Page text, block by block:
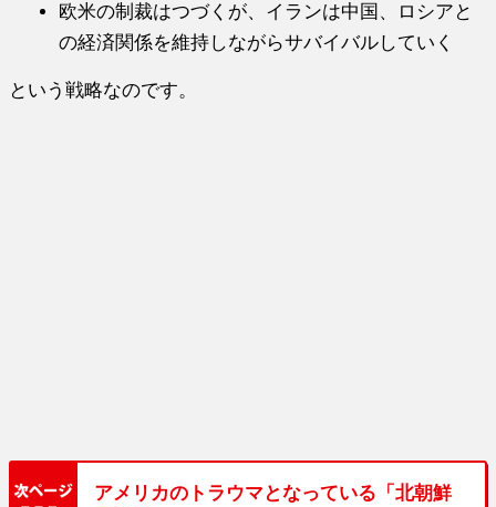
欧米の制裁はつづくが、イランは中国、ロシアと
の経済関係を維持しながらサバイバルしていく
という戦略なのです。
アメリカのトラウマとなっている「北朝鮮